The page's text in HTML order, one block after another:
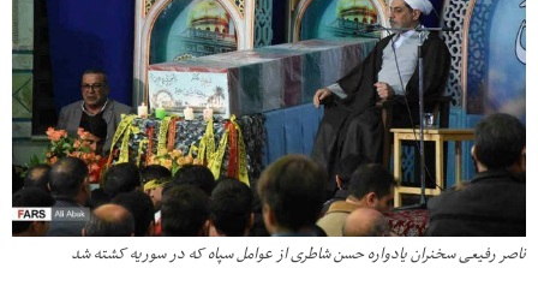
ناصر رفیعی سخنران یادواره حسن شاطری از عوامل سپاه که در سوریه کشته شد